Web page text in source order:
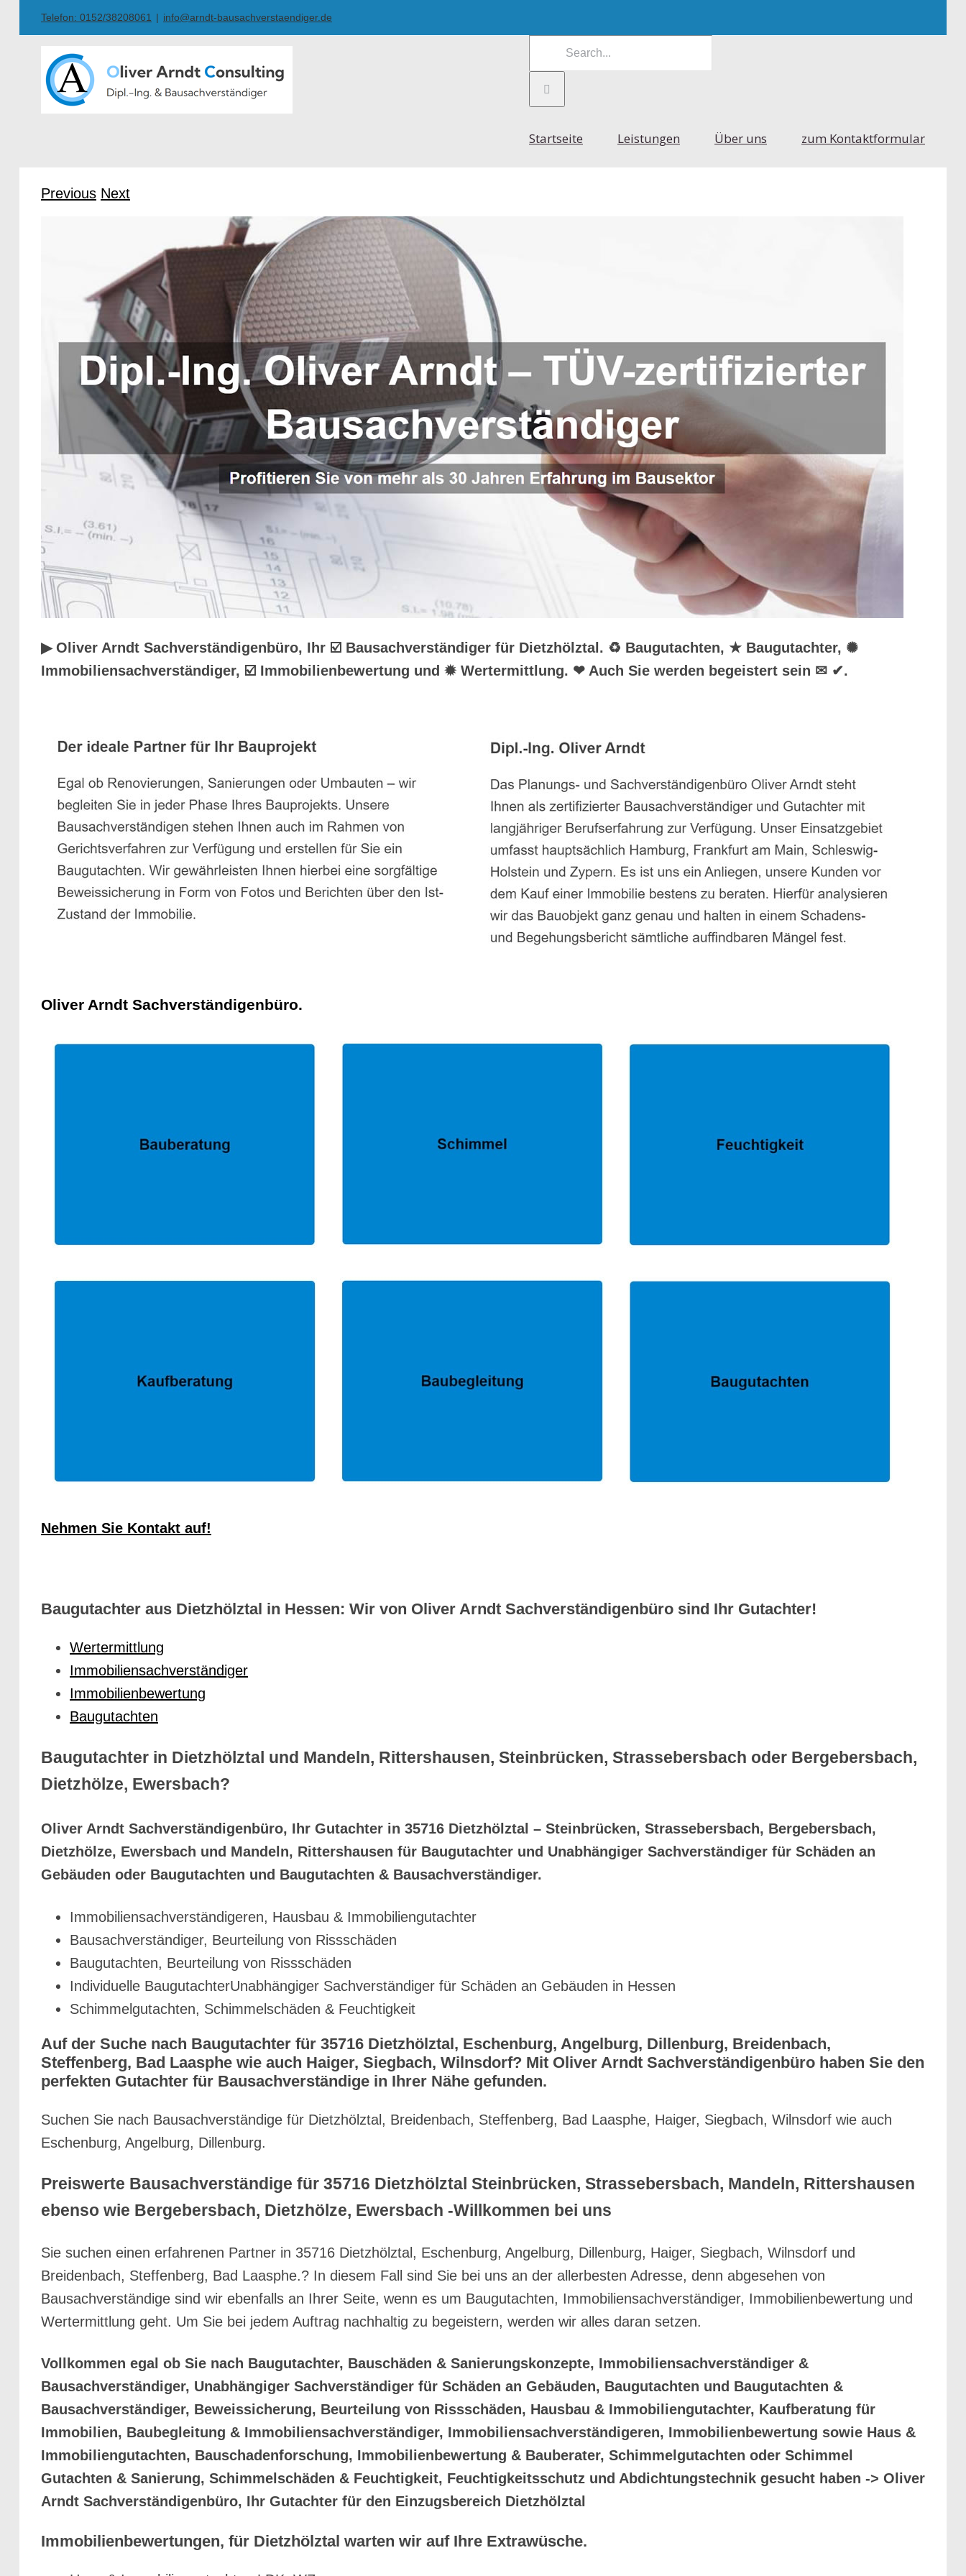
Telefon: 0152/38208061 | info@arndt-bausachverstaendiger.de
Search
for:
Startseite Leistungen Über uns zum Kontaktformular
Previous Next
▶︎ Oliver Arndt Sachverständigenbüro, Ihr ☑️ Bausachverständiger für Dietzhölztal. ♻ Baugutachten, ★ Baugutachter, ✺
Immobiliensachverständiger, ☑️ Immobilienbewertung und ✹ Wertermittlung. ❤ Auch Sie werden begeistert sein ✉ ✔.
Oliver Arndt Sachverständigenbüro.
Nehmen Sie Kontakt auf!
Baugutachter aus Dietzhölztal in Hessen: Wir von Oliver Arndt Sachverständigenbüro sind Ihr Gutachter!
Wertermittlung
Immobiliensachverständiger
Immobilienbewertung
Baugutachten
Baugutachter in Dietzhölztal und Mandeln, Rittershausen, Steinbrücken, Strassebersbach oder Bergebersbach,
Dietzhölze, Ewersbach?
Oliver Arndt Sachverständigenbüro, Ihr Gutachter in 35716 Dietzhölztal – Steinbrücken, Strassebersbach, Bergebersbach,
Dietzhölze, Ewersbach und Mandeln, Rittershausen für Baugutachter und Unabhängiger Sachverständiger für Schäden an
Gebäuden oder Baugutachten und Baugutachten & Bausachverständiger.
Immobiliensachverständigeren, Hausbau & Immobiliengutachter
Bausachverständiger, Beurteilung von Rissschäden
Baugutachten, Beurteilung von Rissschäden
Individuelle BaugutachterUnabhängiger Sachverständiger für Schäden an Gebäuden in Hessen
Schimmelgutachten, Schimmelschäden & Feuchtigkeit
Auf der Suche nach Baugutachter für 35716 Dietzhölztal, Eschenburg, Angelburg, Dillenburg, Breidenbach,
Steffenberg, Bad Laasphe wie auch Haiger, Siegbach, Wilnsdorf? Mit Oliver Arndt Sachverständigenbüro haben Sie den
perfekten Gutachter für Bausachverständige in Ihrer Nähe gefunden.
Suchen Sie nach Bausachverständige für Dietzhölztal, Breidenbach, Steffenberg, Bad Laasphe, Haiger, Siegbach, Wilnsdorf wie auch
Eschenburg, Angelburg, Dillenburg.
Preiswerte Bausachverständige für 35716 Dietzhölztal Steinbrücken, Strassebersbach, Mandeln, Rittershausen
ebenso wie Bergebersbach, Dietzhölze, Ewersbach -Willkommen bei uns
Sie suchen einen erfahrenen Partner in 35716 Dietzhölztal, Eschenburg, Angelburg, Dillenburg, Haiger, Siegbach, Wilnsdorf und
Breidenbach, Steffenberg, Bad Laasphe.? In diesem Fall sind Sie bei uns an der allerbesten Adresse, denn abgesehen von
Bausachverständige sind wir ebenfalls an Ihrer Seite, wenn es um Baugutachten, Immobiliensachverständiger, Immobilienbewertung und
Wertermittlung geht. Um Sie bei jedem Auftrag nachhaltig zu begeistern, werden wir alles daran setzen.
Vollkommen egal ob Sie nach Baugutachter, Bauschäden & Sanierungskonzepte, Immobiliensachverständiger &
Bausachverständiger, Unabhängiger Sachverständiger für Schäden an Gebäuden, Baugutachten und Baugutachten &
Bausachverständiger, Beweissicherung, Beurteilung von Rissschäden, Hausbau & Immobiliengutachter, Kaufberatung für
Immobilien, Baubegleitung & Immobiliensachverständiger, Immobiliensachverständigeren, Immobilienbewertung sowie Haus &
Immobiliengutachten, Bauschadenforschung, Immobilienbewertung & Bauberater, Schimmelgutachten oder Schimmel
Gutachten & Sanierung, Schimmelschäden & Feuchtigkeit, Feuchtigkeitsschutz und Abdichtungstechnik gesucht haben -> Oliver
Arndt Sachverständigenbüro, Ihr Gutachter für den Einzugsbereich Dietzhölztal
Immobilienbewertungen, für Dietzhölztal warten wir auf Ihre Extrawüsche.